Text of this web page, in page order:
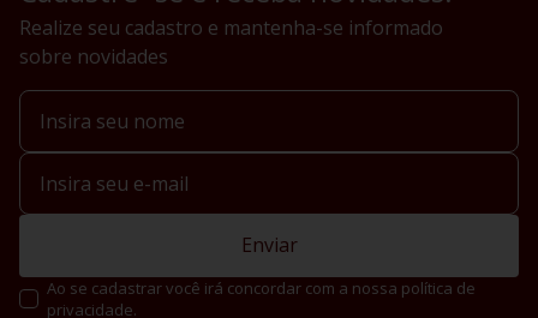
Realize seu cadastro e mantenha-se informado
sobre novidades
Enviar
Ao se cadastrar você irá concordar com a nossa política de
privacidade.